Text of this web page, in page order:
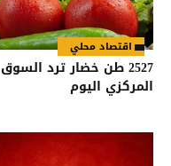
اقتصاد محلي
2527 طن خضار ترد السوق
المركزي اليوم